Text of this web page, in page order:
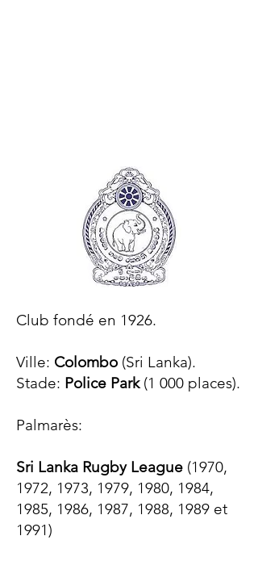
Club fondé en 1926.
Ville: Colombo (Sri Lanka).
Stade: Police Park (1 000 places).
Palmarès:​
Sri Lanka Rugby League (1970,
1972, 1973, 1979, 1980, 1984,
1985, 1986, 1987, 1988, 1989 et
1991)